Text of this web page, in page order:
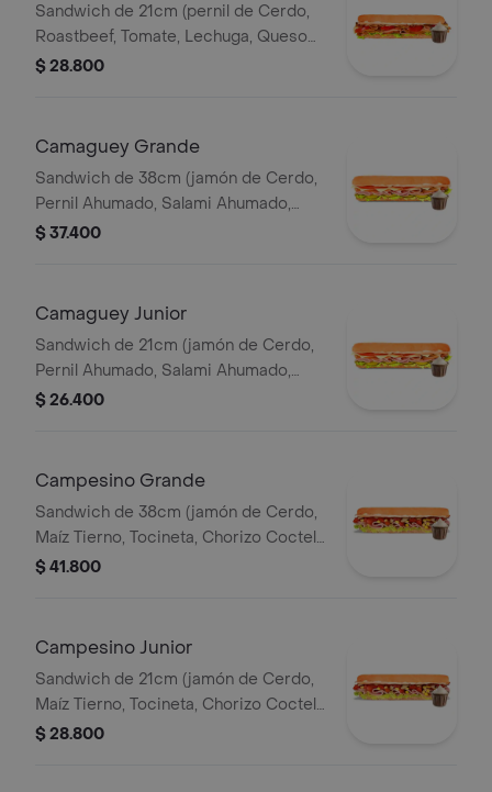
Sandwich de 21cm (pernil de Cerdo,
Roastbeef, Tomate, Lechuga, Queso
Mozzarella, Salsa BBQ y Salsa de Ajo).
$ 28.800
Camaguey Grande
Sandwich de 38cm (jamón de Cerdo,
Pernil Ahumado, Salami Ahumado,
Tomate, Pepinillos Agridulces, Queso
$ 37.400
Camaguey Junior
Sandwich de 21cm (jamón de Cerdo,
Pernil Ahumado, Salami Ahumado,
Tomate, Pepinillos Agridulces, Queso
$ 26.400
Campesino Grande
Sandwich de 38cm (jamón de Cerdo,
Maíz Tierno, Tocineta, Chorizo Coctel,
Lechuga, Queso Mozzarella y Salsa de
$ 41.800
Campesino Junior
Sandwich de 21cm (jamón de Cerdo,
Maíz Tierno, Tocineta, Chorizo Coctel,
Lechuga, Queso Mozzarella y Salsa de
$ 28.800